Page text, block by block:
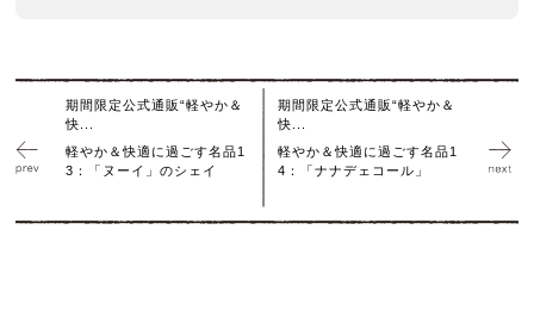
期間限定公式通販“軽やか＆
快...
軽やか＆快適に過ごす名品1
3：「ヌーイ」のシェイ
期間限定公式通販“軽やか＆
快...
軽やか＆快適に過ごす名品1
4：「ナナデェコール」